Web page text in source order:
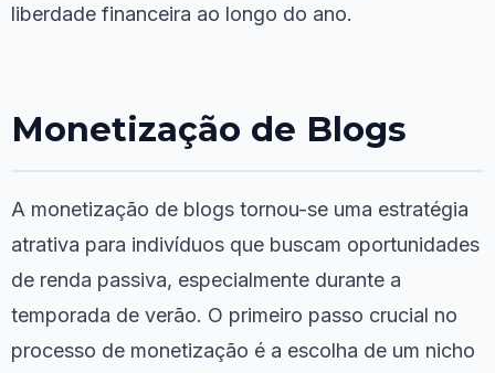
liberdade financeira ao longo do ano.
Monetização de Blogs
A monetização de blogs tornou-se uma estratégia
atrativa para indivíduos que buscam oportunidades
de renda passiva, especialmente durante a
temporada de verão. O primeiro passo crucial no
processo de monetização é a escolha de um nicho